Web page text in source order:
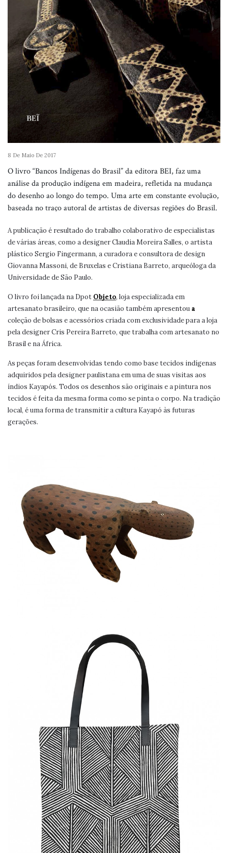
8 De Maio De 2017
O livro “Bancos Indígenas do Brasil” da editora BEI, faz uma
análise da produção indígena em madeira, refletida na mudança
do desenho ao longo do tempo. Uma arte em constante evolução,
baseada no traço autoral de artistas de diversas regiões do Brasil.
A publicação é resultado do trabalho colaborativo de especialistas
de várias áreas, como a designer Claudia Moreira Salles, o artista
plástico Sergio Fingermann, a curadora e consultora de design
Giovanna Massoni, de Bruxelas e Cristiana Barreto, arqueóloga da
Universidade de São Paulo.
O livro foi lançada na Dpot Objeto, loja especializada em
artesanato brasileiro, que na ocasião também apresentou a
coleção de bolsas e acessórios criada com exclusividade para a loja
pela designer Cris Pereira Barreto, que trabalha com artesanato no
Brasil e na África.
As peças foram desenvolvidas tendo como base tecidos indígenas
adquiridos pela designer paulistana em uma de suas visitas aos
índios Kayapós. Todos os desenhos são originais e a pintura nos
tecidos é feita da mesma forma como se pinta o corpo. Na tradição
local, é uma forma de transmitir a cultura Kayapó às futuras
gerações.